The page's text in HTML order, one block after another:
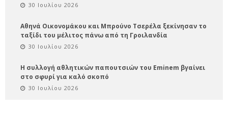
30 Ιουλίου 2026
Αθηνά Οικονομάκου και Μπρούνο Τσερέλα ξεκίνησαν το
ταξίδι του μέλιτος πάνω από τη Γροιλανδία
30 Ιουλίου 2026
Η συλλογή αθλητικών παπουτσιών του Eminem βγαίνει
στο σφυρί για καλό σκοπό
30 Ιουλίου 2026